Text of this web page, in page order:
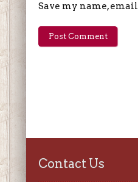
Save my name,
Contact Us